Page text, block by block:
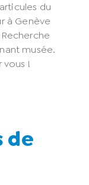
du
à Genève
musée.
vous !
de